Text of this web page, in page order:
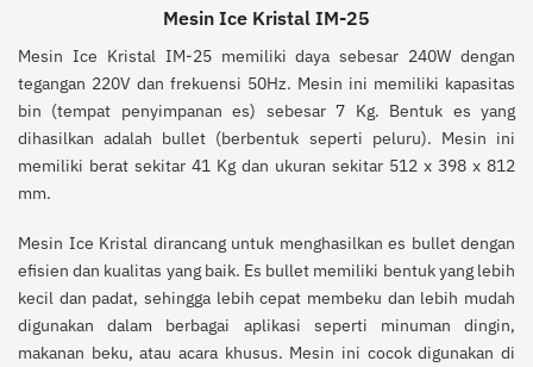
Mesin Ice Kristal IM-25
Mesin Ice Kristal IM-25 memiliki daya sebesar 240W dengan
tegangan 220V dan frekuensi 50Hz. Mesin ini memiliki kapasitas
bin (tempat penyimpanan es) sebesar 7 Kg. Bentuk es yang
dihasilkan adalah bullet (berbentuk seperti peluru). Mesin ini
memiliki berat sekitar 41 Kg dan ukuran sekitar 512 x 398 x 812
mm.
Mesin Ice Kristal dirancang untuk menghasilkan es bullet dengan
efisien dan kualitas yang baik. Es bullet memiliki bentuk yang lebih
kecil dan padat, sehingga lebih cepat membeku dan lebih mudah
digunakan dalam berbagai aplikasi seperti minuman dingin,
makanan beku, atau acara khusus. Mesin ini cocok digunakan di